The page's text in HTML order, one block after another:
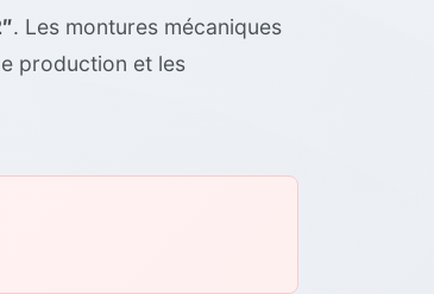
. Les montures mécaniques
production et les